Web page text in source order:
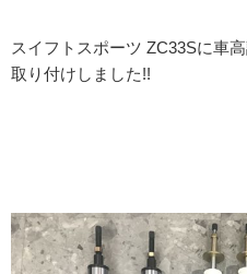
スイフトスポーツ ZC33Sに車
取り付けしました!!